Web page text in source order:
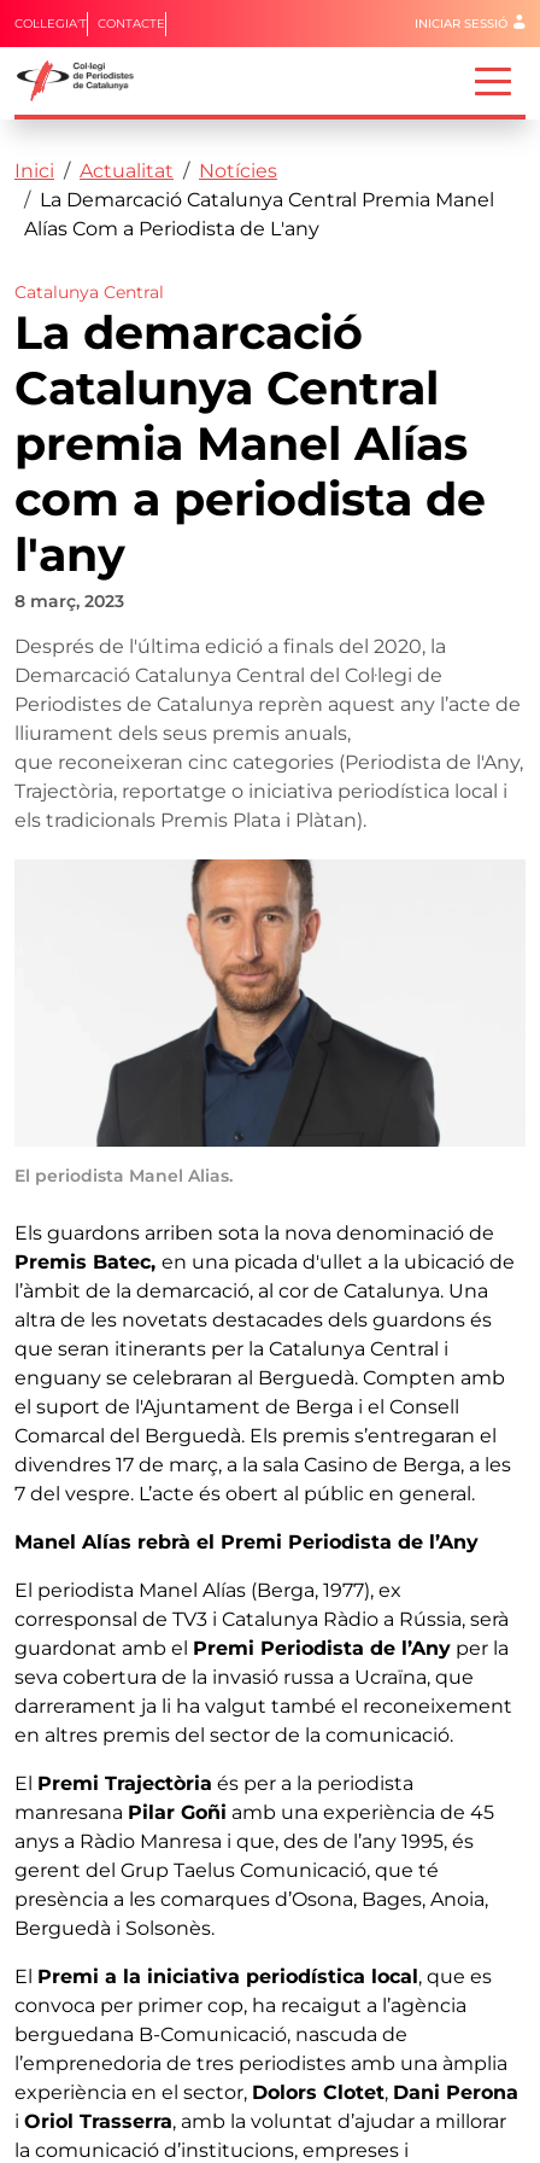
Vés al contingut
Capçalera
COL·LEGIA'T CONTACTE Menú del
INICIAR SESSIÓ
Fil d'ariadna
Inici Actualitat
Notícies
La Demarcació Catalunya Central Premia Manel
Alías Com a Periodista de L'any
Catalunya Central
La demarcació
Catalunya Central
premia Manel Alías
com a periodista de
l'any
8 març, 2023
Després de l'última edició a finals del 2020, la
Demarcació Catalunya Central del Col·legi de
Periodistes de Catalunya reprèn aquest any l’acte de
lliurament dels seus premis anuals,
que reconeixeran cinc categories (Periodista de l'Any,
Trajectòria, reportatge o iniciativa periodística local i
els tradicionals Premis Plata i Plàtan).
El periodista Manel Alias.
Els guardons arriben sota la nova denominació de
Premis Batec, en una picada d'ullet a la ubicació de
l’àmbit de la demarcació, al cor de Catalunya. Una
altra de les novetats destacades dels guardons és
que seran itinerants per la Catalunya Central i
enguany se celebraran al Berguedà. Compten amb
el suport de l'Ajuntament de Berga i el Consell
Comarcal del Berguedà. Els premis s’entregaran el
divendres 17 de març, a la sala Casino de Berga, a les
7 del vespre. L’acte és obert al públic en general.
Manel Alías rebrà el Premi Periodista de l’Any
El periodista Manel Alías (Berga, 1977), ex
corresponsal de TV3 i Catalunya Ràdio a Rússia, serà
guardonat amb el Premi Periodista de l’Any per la
seva cobertura de la invasió russa a Ucraïna, que
darrerament ja li ha valgut també el reconeixement
en altres premis del sector de la comunicació.
El Premi Trajectòria és per a la periodista
manresana Pilar Goñi amb una experiència de 45
anys a Ràdio Manresa i que, des de l’any 1995, és
gerent del Grup Taelus Comunicació, que té
presència a les comarques d’Osona, Bages, Anoia,
Berguedà i Solsonès.
El Premi a la iniciativa periodística local, que es
convoca per primer cop, ha recaigut a l’agència
berguedana B-Comunicació, nascuda de
l’emprenedoria de tres periodistes amb una àmplia
experiència en el sector, Dolors Clotet, Dani Perona
i Oriol Trasserra, amb la voluntat d’ajudar a millorar
la comunicació d’institucions, empreses i